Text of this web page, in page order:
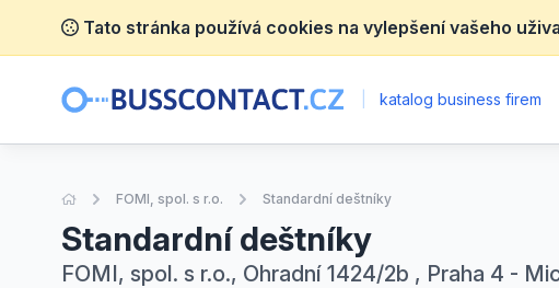
Tato stránka používá cookies na vylepšení vašeho
katalog business firem
Úvodní stránka
FOMI, spol. s r.o. Standardní deštníky
Standardní deštníky
FOMI, spol. s r.o., Ohradní 1424/2b , Praha 4 -